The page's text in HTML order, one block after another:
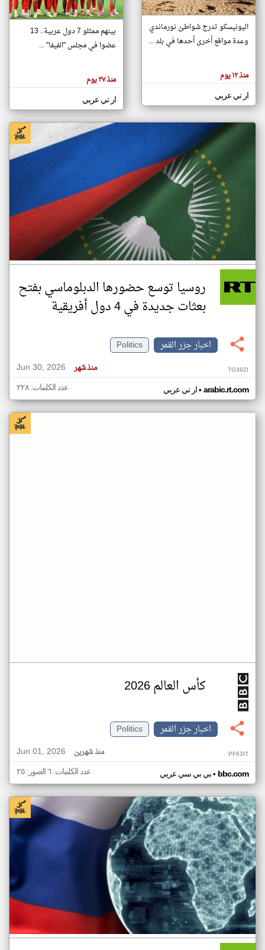
تغيير الدولة
اخبار جزر القمر على مدار الساعة
أهم اخبار جزر القمر العاجلة والمباشرة
هنا عن
وجهة
كاتبيها.
اليونيسكو تدرج شواطئ نورماندي
وعدة مواقع أخرى أحدها في بلد ...
منذ ١٢ يوم
ار تي عربي
بينهم ممثلو 7 دول عربية.. 13
عضوا في مجلس "الفيفا" ...
منذ ٢٧ يوم
ار تي عربي
روسيا توسع حضورها الدبلوماسي بفتح
بعثات جديدة في 4 دول أفريقية
اخبار جزر القمر
Politics
Jun 30, 2026
منذ شهر TG39ZI
ار تي عربي• arabic.rt.com عدد الكلمات: ٢٢٨
كأس العالم 2026
اخبار جزر القمر
Politics
Jun 01, 2026
منذ شهرين PF63IT
بي بي سي عربي• bbc.com عدد الكلمات: ٦ الصور: ٢٥
klyoum.com